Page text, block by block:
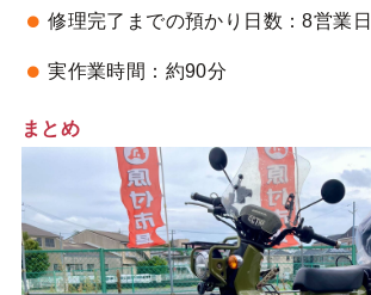
修理完了までの預かり日数：8営業日
実作業時間：約90分
まとめ